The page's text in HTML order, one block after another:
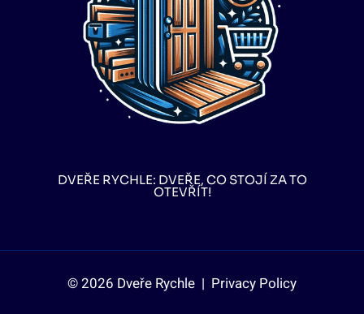
DVEŘE RYCHLE: DVEŘE, CO STOJÍ ZA TO
OTEVŘÍT!
© 2026 Dveře Rychle | Privacy Policy